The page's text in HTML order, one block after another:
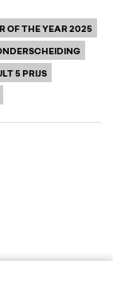
OF THE YEAR 2025
5 PRIJS